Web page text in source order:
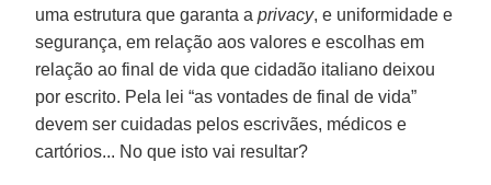
uma estrutura que garanta aprivacy, e uniformidade e
segurança, em relação aos valores e escolhas em
relação ao final de vida que cidadão italiano deixou
por escrito. Pela lei “as vontades de final de vida”
devem ser cuidadas pelos escrivães, médicos e
cartórios... No que isto vai resultar?